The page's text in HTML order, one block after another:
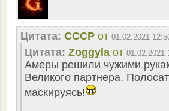
Цитата: СССР от 01.02.2021
Цитата: Zoggyla от 01.02.2021
Амеры решили чужими
Великого партнера.
маскируясь!